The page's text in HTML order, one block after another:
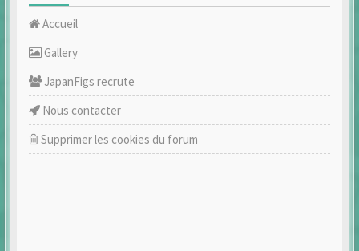
Accueil
Gallery
JapanFigs recrute
Nous contacter
Supprimer les cookies du forum